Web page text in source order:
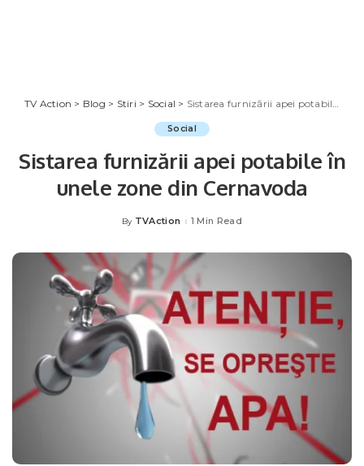
TV Action > Blog > Stiri > Social > Sistarea furnizării apei potabile în unele zone din Cernavoda
Social
Sistarea furnizării apei potabile în
unele zone din Cernavoda
Posted
By TVAction 1 Min Read